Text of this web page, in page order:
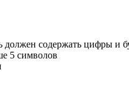
должен содержать цифры и
5 символов